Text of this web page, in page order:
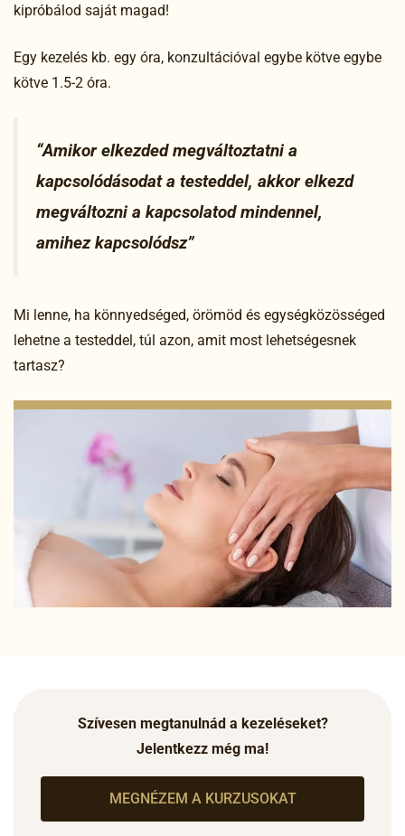
kipróbálod saját magad!
Egy kezelés kb. egy óra, konzultációval egybe kötve egybe
kötve 1.5-2 óra.
“Amikor elkezded megváltoztatni a
kapcsolódásodat a testeddel, akkor elkezd
megváltozni a kapcsolatod mindennel,
amihez kapcsolódsz”
Mi lenne, ha könnyedséged, örömöd és egységközösséged
lehetne a testeddel, túl azon, amit most lehetségesnek
tartasz?
Szívesen megtanulnád a kezeléseket?
Jelentkezz még ma!
MEGNÉZEM A KURZUSOKAT